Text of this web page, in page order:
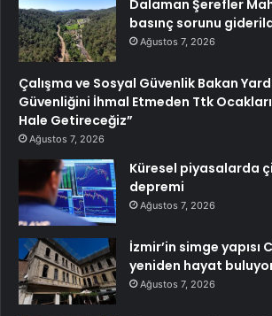
Dalaman Şerefler
basınç sorunu
Ağustos 7, 2026
Çalışma ve Sosyal Güvenlik Bakan
Güvenliğini İhmal Etmeden Ttk
Hale Getireceğiz”
Ağustos 7, 2026
Küresel piyasalarda
depremi
Ağustos 7, 2026
İzmir’in simge yapısı
yeniden hayat
Ağustos 7, 2026